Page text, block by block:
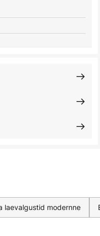
laevalgustid modernne